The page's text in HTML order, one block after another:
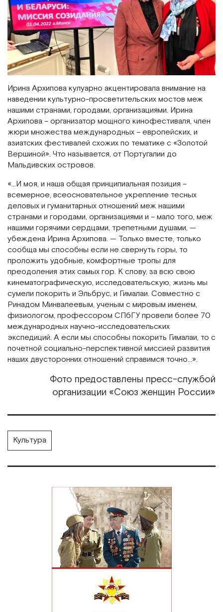
Ирина Архипова кулуарно акцентировала внимание на
наведении культурно-просветительских мостов меж
нашими странами, городами, организациями. Ирина
Архипова – организатор мощного кинофестиваля, член
жюри множества международных – европейских, и
азиатских фестивалей схожих по тематике с «Золотой
Вершиной». Что называется, от Португалии до
Мальдивских островов.
«…И моя, и наша общая принципиальная позиция –
всемерное, всеосновательное укрепление тесных
деловых и гуманитарных отношений меж нашими
странами и городами, организациями и – мало того, меж
нашими горячими сердцами, трепетными душами, —
убеждена Ирина Архипова. — Только вместе, только
сообща мы способны если не свернуть горы, то
проложить удобные, комфортные тропы для
преодоления этих самых гор. К слову, за всю свою
кинематографическую, исследовательскую, жизнь мы
сумели покорить и Эльбрус, и Гималаи. Совместно с
Ринадом Минвалеевым, ученым с мировым именем,
физиологом, профессором СПбГУ провели более 70
международных научно-исследовательских
экспедиций. А если мы способны покорить Гималаи, то с
почетной социально-перспективной миссией развития
наших двусторонних отношений справимся точно…».
Фото предоставлены пресс-службой
организации «Союз женщин России»
Культура